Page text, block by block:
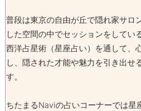
普段は東京の自由が丘で隠れ家サロ
した空間の中でセッションをしてい
西洋占星術（星座占い）を通して、
し、隠された才能や魅力を引き出せ
す。
ちたまるNaviの占いコーナーでは星